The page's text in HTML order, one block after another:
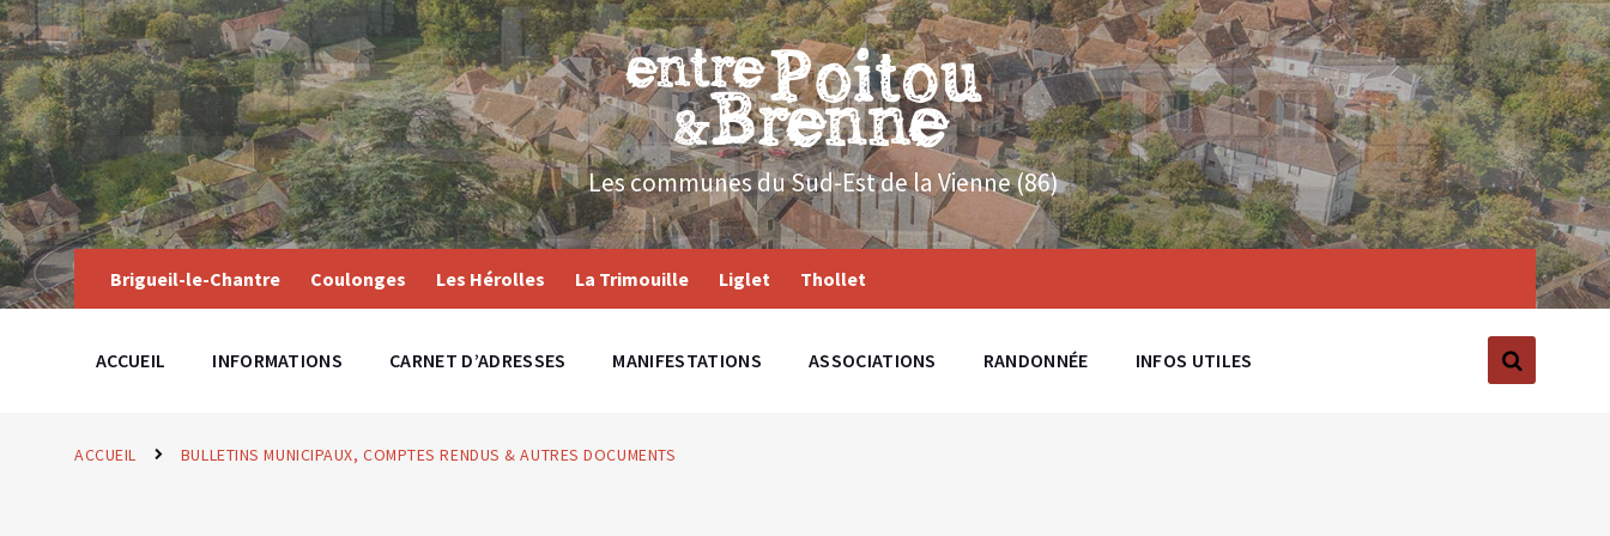
Skip
to
content
Skip
to
main
navigation
Skip
to
footer
Les communes du Sud-Est de la Vienne (86)
Brigueil-le-Chantre Coulonges Les Hérolles La Trimouille Liglet Thollet
ACCUEIL INFORMATIONS CARNET D’ADRESSES MANIFESTATIONS ASSOCIATIONS RANDONNÉE INFOS UTILES
ACCUEIL BULLETINS MUNICIPAUX, COMPTES RENDUS & AUTRES DOCUMENTS